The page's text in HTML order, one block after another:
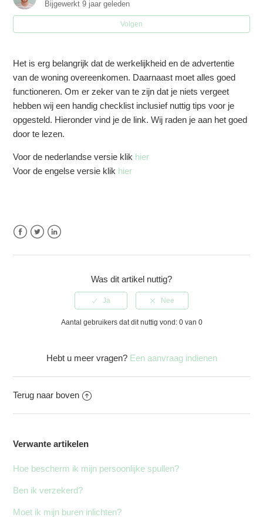
Hoe voorkomen jullie overlast?
Hoeveel sleutels moet ik aanleveren?
Kan ik mijn woning online zetten en vertrekken zodra er
een boeking is?
Kan ik gasten ontmoeten?
Hoe zit het met huisdieren?
Bijgewerkt9 jaar geleden
Volgen
Het is erg belangrijk dat de werkelijkheid en de advertentie
van de woning overeenkomen. Daarnaast moet alles goed
functioneren. Om er zeker van te zijn dat je niets vergeet
hebben wij een handig checklist inclusief nuttig tips voor je
opgesteld. Hieronder vind je de link. Wij raden je aan het goed
door te lezen.
Voor de nederlandse versie klik hier
Voor de engelse versie klik hier
Was dit artikel nuttig?
Aantal gebruikers dat dit nuttig vond: 0 van 0
Hebt u meer vragen? Een aanvraag indienen
Terug naar boven
Verwante artikelen
Hoe bescherm ik mijn persoonlijke spullen?
Ben ik verzekerd?
Moet ik mijn buren inlichten?